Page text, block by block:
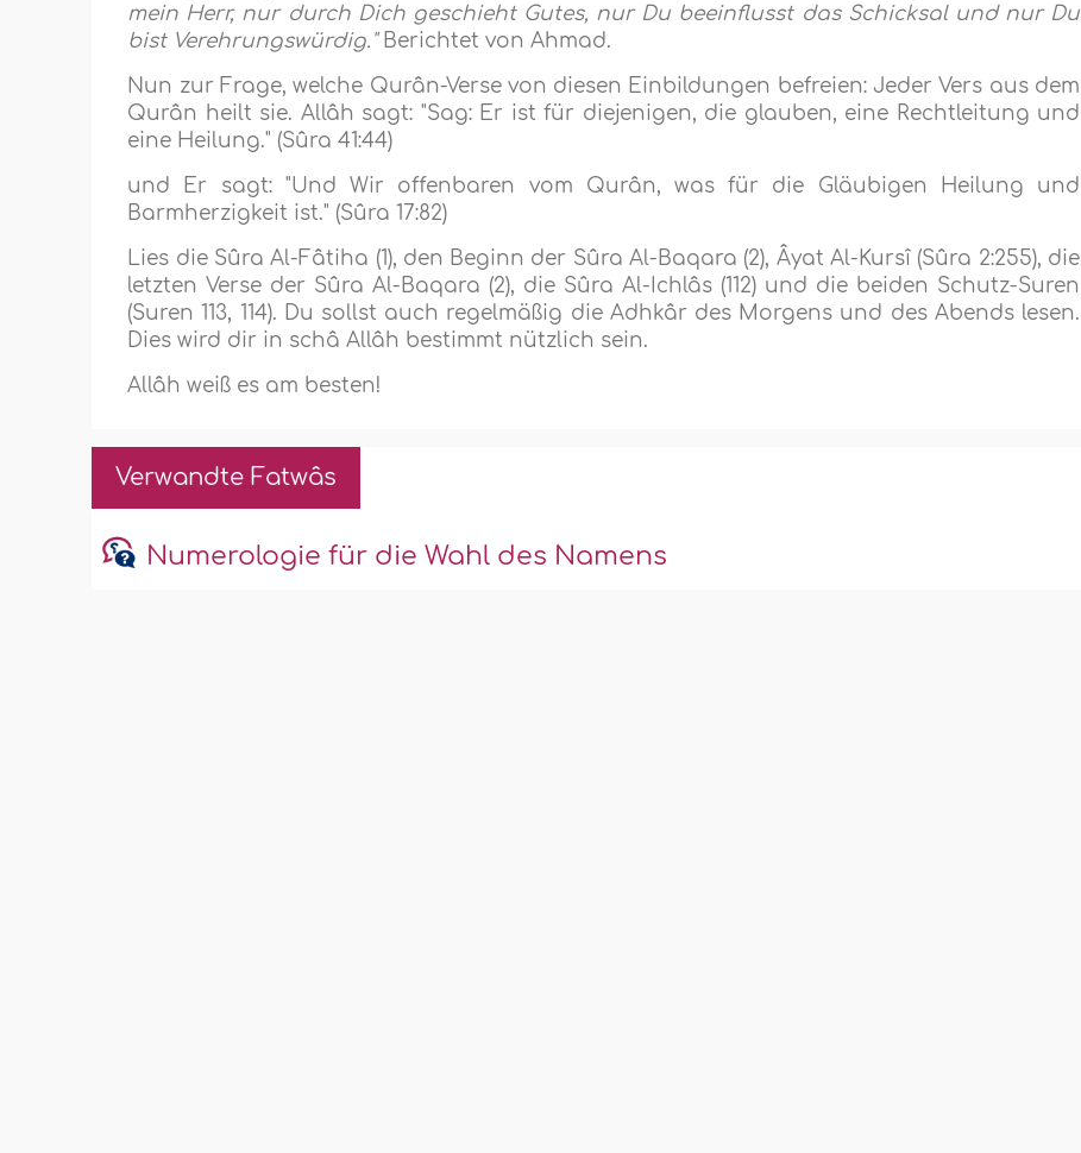
mein Herr, nur durch Dich geschieht Gutes, nur Du beeinflusst das Schicksal und nur Du
bist Verehrungswürdig."Berichtet von Ahmad.
Nun zur Frage, welche Qurân-Verse von diesen Einbildungen befreien: Jeder Vers aus dem
Qurân heilt sie. Allâh sagt: "Sag: Er ist für diejenigen, die glauben, eine Rechtleitung und
eine Heilung." (Sûra 41:44)
und Er sagt: "Und Wir offenbaren vom Qurân, was für die Gläubigen Heilung und
Barmherzigkeit ist." (Sûra 17:82)
Lies die Sûra Al-Fâtiha (1), den Beginn der Sûra Al-Baqara (2), Âyat Al-Kursî (Sûra 2:255), die
letzten Verse der Sûra Al-Baqara (2), die Sûra Al-Ichlâs (112) und die beiden Schutz-Suren
(Suren 113, 114). Du sollst auch regelmäßig die Adhkâr des Morgens und des Abends lesen.
Dies wird dir in schâ Allâh bestimmt nützlich sein.
Allâh weiß es am besten!
Verwandte Fatwâs
Numerologie für die Wahl des Namens